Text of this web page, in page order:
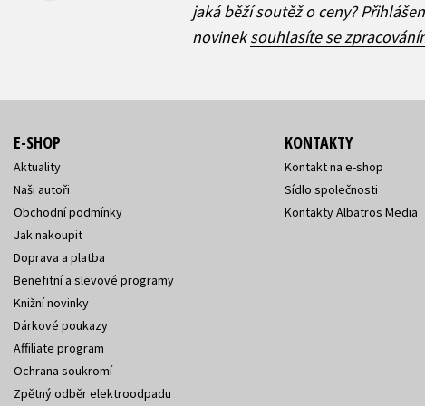
jaká běží soutěž o ceny?
novineksouhlasíte se
E-SHOP
Aktuality
Naši autoři
Obchodní podmínky
Jak nakoupit
Doprava a platba
Benefitní a slevové programy
Knižní novinky
Dárkové poukazy
Affiliate program
Ochrana soukromí
Zpětný odběr elektroodpadu
KONTAKTY
Kontakt na e-shop
Sídlo společnosti
Kontakty Albatros Media